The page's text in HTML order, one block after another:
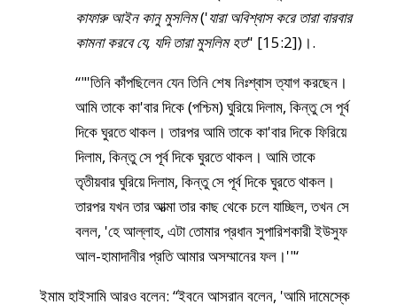
কাফারু আইন কানু মুসলিম('যারা অবিশ্বাস করে তারা বারবার
কামনা করবে যে, যদি তারা মুসলিম হত’' [15:2])।.
“"'তিনি কাঁপছিলেন যেন তিনি শেষ নিঃশ্বাস ত্যাগ করছেন।
আমি তাকে কা'বার দিকে (পশ্চিম) ঘুরিয়ে দিলাম, কিন্তু সে পূর্ব
দিকে ঘুরতে থাকল। তারপর আমি তাকে কা'বার দিকে ফিরিয়ে
দিলাম, কিন্তু সে পূর্ব দিকে ঘুরতে থাকল। আমি তাকে
তৃতীয়বার ঘুরিয়ে দিলাম, কিন্তু সে পূর্ব দিকে ঘুরতে থাকল।
তারপর যখন তার আত্মা তার কাছ থেকে চলে যাচ্ছিল, তখন সে
বলল, 'হে আল্লাহ, এটা তোমার প্রধান সুপারিশকারী ইউসুফ
আল-হামাদানীর প্রতি আমার অসম্মানের ফল।'"‘
ইমাম হাইসামি আরও বলেন: “ইবনে আসরান বলেন, 'আমি দামেস্কে